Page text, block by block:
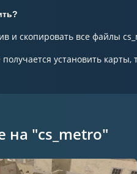
и скопировать все файлы
получается установить карты,
на "cs_metro"